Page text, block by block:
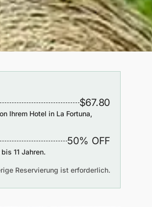
$67.80
Ihrem Hotel in La Fortuna,
50% OFF
11 Jahren.
Reservierung ist erforderlich.